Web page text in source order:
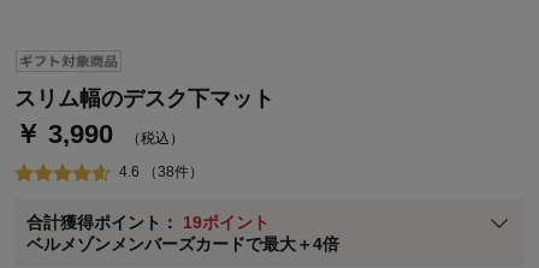
スリム幅のデスク下マット
￥ 3,990 （税込）
4.6 （38件）
合計獲得ポイント： 19ポイント
ベルメゾンメンバーズカードで最大＋4倍
ベルメゾン・ポイントについて
通常商品送料無料 返品引取無料（JCBのみ）
即時入会なら更に500円OFFクーポンプレゼント
※メンバーズカードの加算ポイントはステージ倍率適用前の基本ポイント
に対して適用されます。